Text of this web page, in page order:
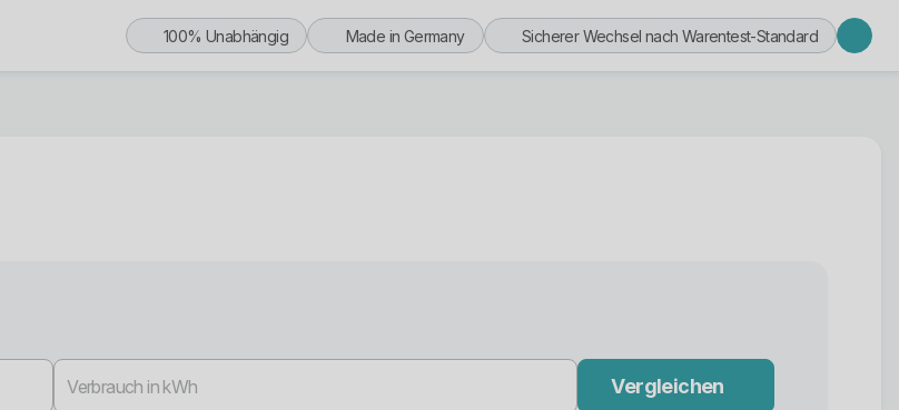
100% Unabhängig Made in Germany Sicherer Wechsel nach Warentest-Standard
Vergleichen